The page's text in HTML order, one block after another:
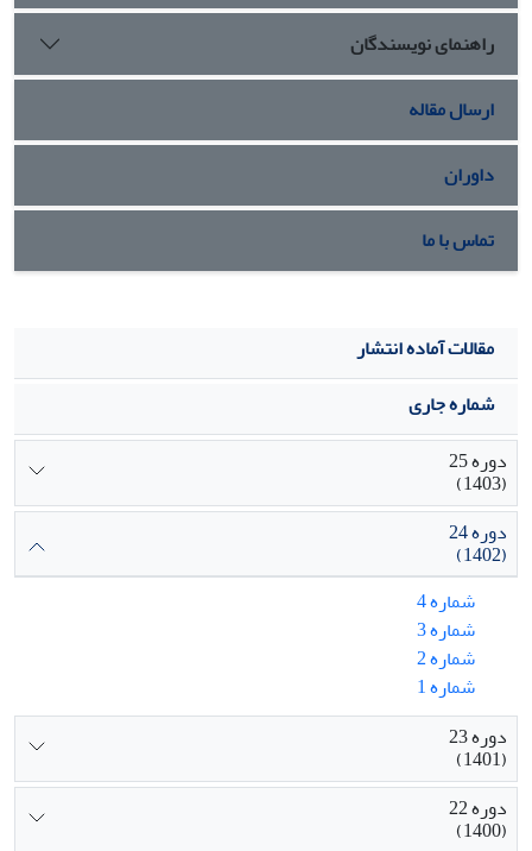
راهنمای نویسندگان
ارسال مقاله
داوران
تماس با ما
مقالات آماده انتشار
شماره جاری
دوره 25
(1403)
دوره 24
(1402)
شماره 4
شماره 3
شماره 2
شماره 1
دوره 23
(1401)
دوره 22
(1400)